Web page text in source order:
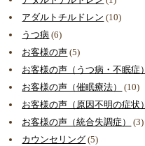
アダルトチルドレン (10)
うつ病 (6)
お客様の声 (5)
お客様の声（うつ病・不眠症）
お客様の声（催眠療法）
(10)
お客様の声（原因不明の症状）
お客様の声（統合失調症）
(3)
カウンセリング (5)